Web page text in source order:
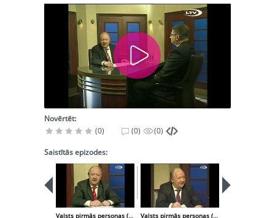
Novērtēt:
(0)
(0) (0)
Saistītās epizodes:
Valsts pirmās personas (2006-09-14) Valsts pirmās personas (2006-09-28)